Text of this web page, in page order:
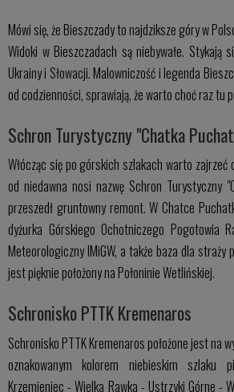
Mówi się, że Bieszczady to najdziksze góry w
Widoki w Bieszczadach są niebywałe.
Ukrainy i Słowacji. Malowniczość i legenda
od codzienności, sprawiają, że warto choć raz tu
Schron Turystyczny "Chatka
Włócząc się po górskich szlakach warto
od niedawna nosi nazwę Schron Turystyczny
przeszedł gruntowny remont. W Chatce
dyżurka Górskiego Ochotniczego Pogotowia
Meteorologiczny IMiGW, a także baza dla straży
jest pięknie położony na Połoninie Wetlińskiej.
Schronisko PTTK Kremenaros
Schronisko PTTK Kremenaros położone jest na
oznakowanym kolorem niebieskim szlaku
Krzemieniec - Wielka Rawka - Ustrzyki Górne -